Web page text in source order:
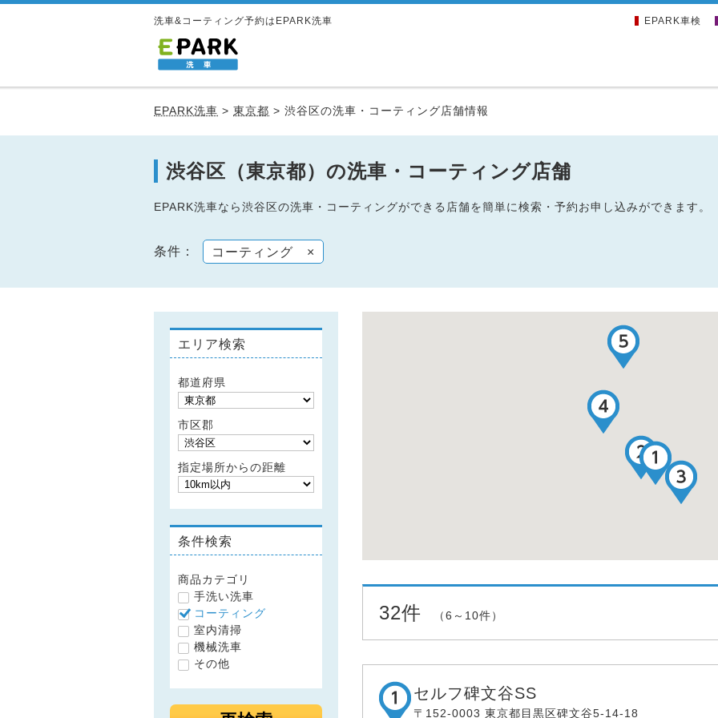
洗車&コーティング予約はEPARK洗車 EPARK車検
EPARK洗車 > 東京都 > 渋谷区の洗車・コーティング店舗情報
渋谷区（東京都）の洗車・コーティング店舗
EPARK洗車なら渋谷区の洗車・コーティングができる店舗を簡単に検索・予約お申し込みができます。
条件： コーティング ×
エリア検索
都道府県
市区郡
指定場所からの距離
条件検索
商品カテゴリ
手洗い洗車
コーティング
室内清掃
機械洗車
その他
32件 （6～10件）
セルフ碑文谷SS
〒152-0003 東京都目黒区碑文谷5-14-18